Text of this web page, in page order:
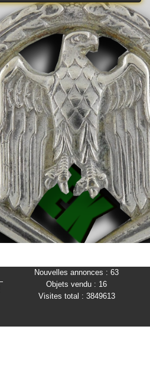
Nouvelles annonces : 63
Objets vendu : 16
Visites total : 3849613